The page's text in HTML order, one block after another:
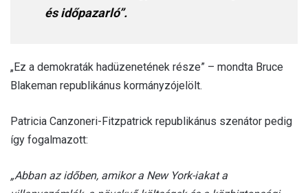
és időpazarló”.
„Ez a demokraták hadüzenetének része” – mondta Bruce
Blakeman republikánus kormányzójelölt.
Patricia Canzoneri-Fitzpatrick republikánus szenátor pedig
így fogalmazott:
„Abban az időben, amikor a New York-iakat a